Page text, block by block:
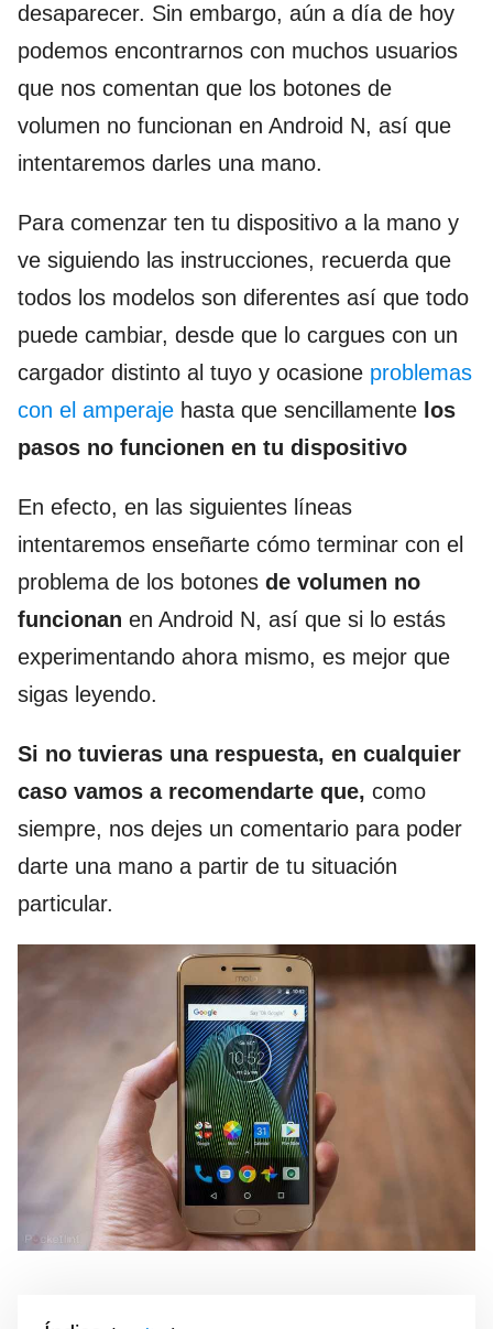
desaparecer. Sin embargo, aún a día de hoy
podemos encontrarnos con muchos usuarios
que nos comentan que los botones de
volumen no funcionan en Android N, así que
intentaremos darles una mano.
Para comenzar ten tu dispositivo a la mano y
ve siguiendo las instrucciones, recuerda que
todos los modelos son diferentes así que todo
puede cambiar, desde que lo cargues con un
cargador distinto al tuyo y ocasione problemas
con el amperaje hasta que sencillamente los
pasos no funcionen en tu dispositivo
En efecto, en las siguientes líneas
intentaremos enseñarte cómo terminar con el
problema de los botones de volumen no
funcionan en Android N, así que si lo estás
experimentando ahora mismo, es mejor que
sigas leyendo.
Si no tuvieras una respuesta, en cualquier
caso vamos a recomendarte que, como
siempre, nos dejes un comentario para poder
darte una mano a partir de tu situación
particular.